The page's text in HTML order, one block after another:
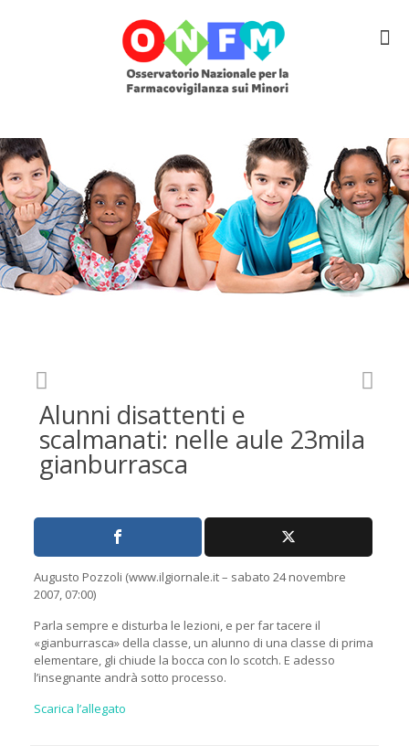
Alunni disattenti e
scalmanati: nelle aule 23mila
gianburrasca
Augusto Pozzoli (www.ilgiornale.it – sabato 24 novembre
2007, 07:00)
Parla sempre e disturba le lezioni, e per far tacere il
«gianburrasca» della classe, un alunno di una classe di prima
elementare, gli chiude la bocca con lo scotch. E adesso
l’insegnante andrà sotto processo.
Scarica l’allegato